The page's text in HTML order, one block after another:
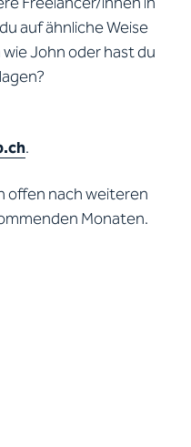
auf ähnliche Weise
John oder hast du
.
offen nach weiteren
Monaten.